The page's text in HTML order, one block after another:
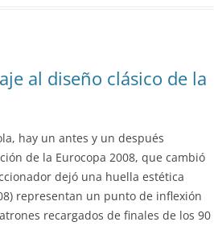
al diseño clásico de la
hay un antes y un después
de la Eurocopa 2008, que cambió
dejó una huella estética
representan un punto de inflexión
recargados de finales de los 90